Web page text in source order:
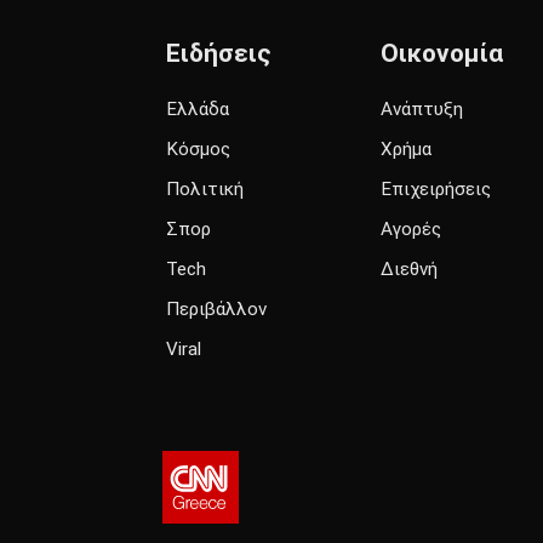
Ειδήσεις
Ελλάδα
Κόσμος
Πολιτική
Σπορ
Tech
Περιβάλλον
Viral
Οικονομία
Ανάπτυξη
Χρήμα
Επιχειρήσεις
Αγορές
Διεθνή